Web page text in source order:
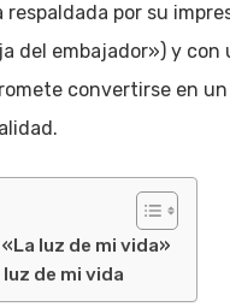
por su
del embajador») y
convertirse en
luz de mi vida»
de mi vida